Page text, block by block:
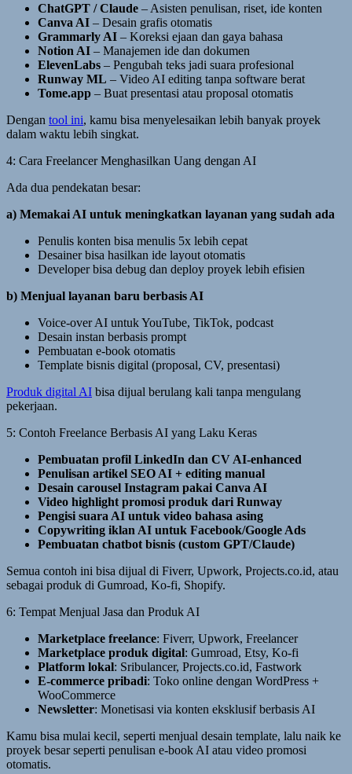
ChatGPT / Claude – Asisten penulisan, riset, ide konten
Canva AI – Desain grafis otomatis
Grammarly AI – Koreksi ejaan dan gaya bahasa
Notion AI – Manajemen ide dan dokumen
ElevenLabs – Pengubah teks jadi suara profesional
Runway ML – Video AI editing tanpa software berat
Tome.app – Buat presentasi atau proposal otomatis
Dengan tool ini, kamu bisa menyelesaikan lebih banyak proyek
dalam waktu lebih singkat.
4: Cara Freelancer Menghasilkan Uang dengan AI
Ada dua pendekatan besar:
a) Memakai AI untuk meningkatkan layanan yang sudah ada
Penulis konten bisa menulis 5x lebih cepat
Desainer bisa hasilkan ide layout otomatis
Developer bisa debug dan deploy proyek lebih efisien
b) Menjual layanan baru berbasis AI
Voice-over AI untuk YouTube, TikTok, podcast
Desain instan berbasis prompt
Pembuatan e-book otomatis
Template bisnis digital (proposal, CV, presentasi)
Produk digital AI bisa dijual berulang kali tanpa mengulang
pekerjaan.
5: Contoh Freelance Berbasis AI yang Laku Keras
Pembuatan profil LinkedIn dan CV AI-enhanced
Penulisan artikel SEO AI + editing manual
Desain carousel Instagram pakai Canva AI
Video highlight promosi produk dari Runway
Pengisi suara AI untuk video bahasa asing
Copywriting iklan AI untuk Facebook/Google Ads
Pembuatan chatbot bisnis (custom GPT/Claude)
Semua contoh ini bisa dijual di Fiverr, Upwork, Projects.co.id, atau
sebagai produk di Gumroad, Ko-fi, Shopify.
6: Tempat Menjual Jasa dan Produk AI
Marketplace freelance: Fiverr, Upwork, Freelancer
Marketplace produk digital: Gumroad, Etsy, Ko-fi
Platform lokal: Sribulancer, Projects.co.id, Fastwork
E-commerce pribadi: Toko online dengan WordPress +
WooCommerce
Newsletter: Monetisasi via konten eksklusif berbasis AI
Kamu bisa mulai kecil, seperti menjual desain template, lalu naik ke
proyek besar seperti penulisan e-book AI atau video promosi
otomatis.